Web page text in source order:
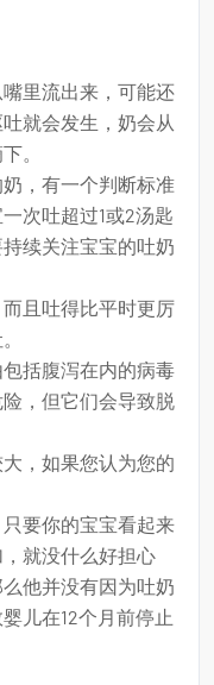
里流出来，可能还
就会发生，奶会从
。
，有一个判断标准
次吐超过1或2汤匙
续关注宝宝的吐奶
且吐得比平时更厉
括腹泻在内的病毒
，但它们会导致脱
，如果您认为您的
要你的宝宝看起来
就没什么好担心
他并没有因为吐奶
儿在12个月前停止